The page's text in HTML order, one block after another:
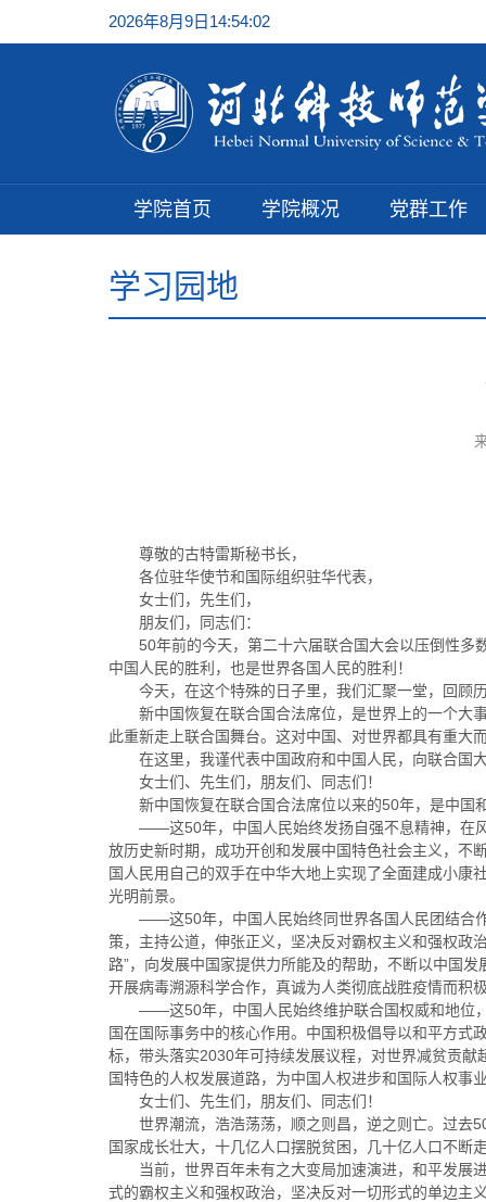
2026年8月9日14:54:03
学院首页 学院概况 党群工作
学习园地
尊敬的古特雷斯秘书长，
各位驻华使节和国际组织驻华代表，
女士们，先生们，
朋友们，同志们：
50年前的今天，第二十六届联合国大会以压倒性
中国人民的胜利，也是世界各国人民的胜利！
今天，在这个特殊的日子里，我们汇聚一堂，回顾
新中国恢复在联合国合法席位，是世界上的一个大
此重新走上联合国舞台。这对中国、对世界都具有重大
在这里，我谨代表中国政府和中国人民，向联合国
女士们、先生们，朋友们、同志们！
新中国恢复在联合国合法席位以来的50年，是中国
——这50年，中国人民始终发扬自强不息精神，在
放历史新时期，成功开创和发展中国特色社会主义，不
国人民用自己的双手在中华大地上实现了全面建成小
光明前景。
——这50年，中国人民始终同世界各国人民团结合
策，主持公道，伸张正义，坚决反对霸权主义和强权政
路”，向发展中国家提供力所能及的帮助，不断以中国
开展病毒溯源科学合作，真诚为人类彻底战胜疫情而积
——这50年，中国人民始终维护联合国权威和地位
国在国际事务中的核心作用。中国积极倡导以和平方
标，带头落实2030年可持续发展议程，对世界减贫贡
国特色的人权发展道路，为中国人权进步和国际人权事
女士们、先生们，朋友们、同志们！
世界潮流，浩浩荡荡，顺之则昌，逆之则亡。过去
国家成长壮大，十几亿人口摆脱贫困，几十亿人口不断
当前，世界百年未有之大变局加速演进，和平发展
式的霸权主义和强权政治，坚决反对一切形式的单边主